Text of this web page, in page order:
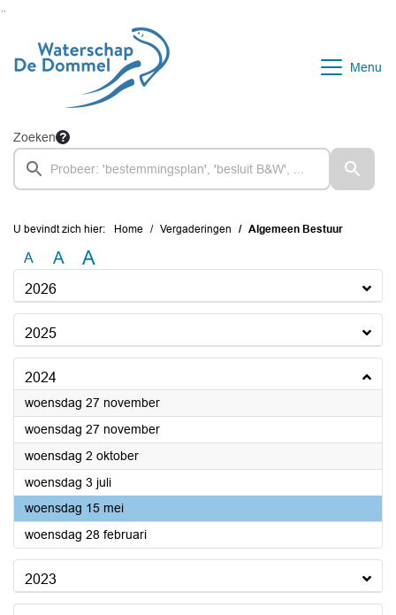
Menu
Zoeken
U bevindt zich hier: Home Vergaderingen Algemeen Bestuur
A A A
2026
2025
2024
woensdag 27 november2024
woensdag 27 november2024
woensdag 2 oktober2024
woensdag 3 juli2024
woensdag 15 mei2024
woensdag 28 februari2024
2023